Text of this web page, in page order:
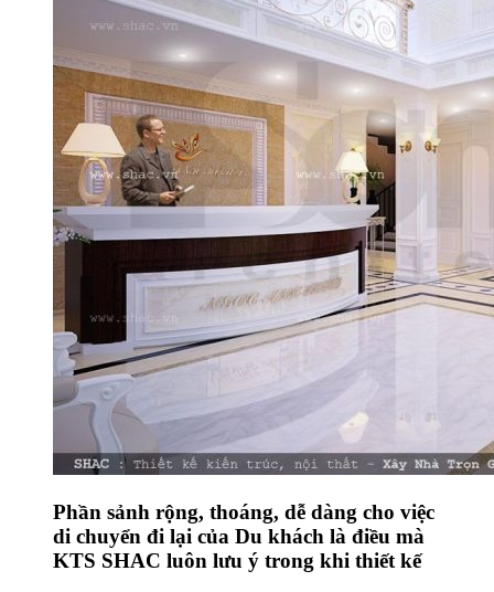
Phần sảnh rộng, thoáng, dễ dàng cho việc
di chuyển đi lại của Du khách là điều mà
KTS SHAC luôn lưu ý trong khi thiết kế